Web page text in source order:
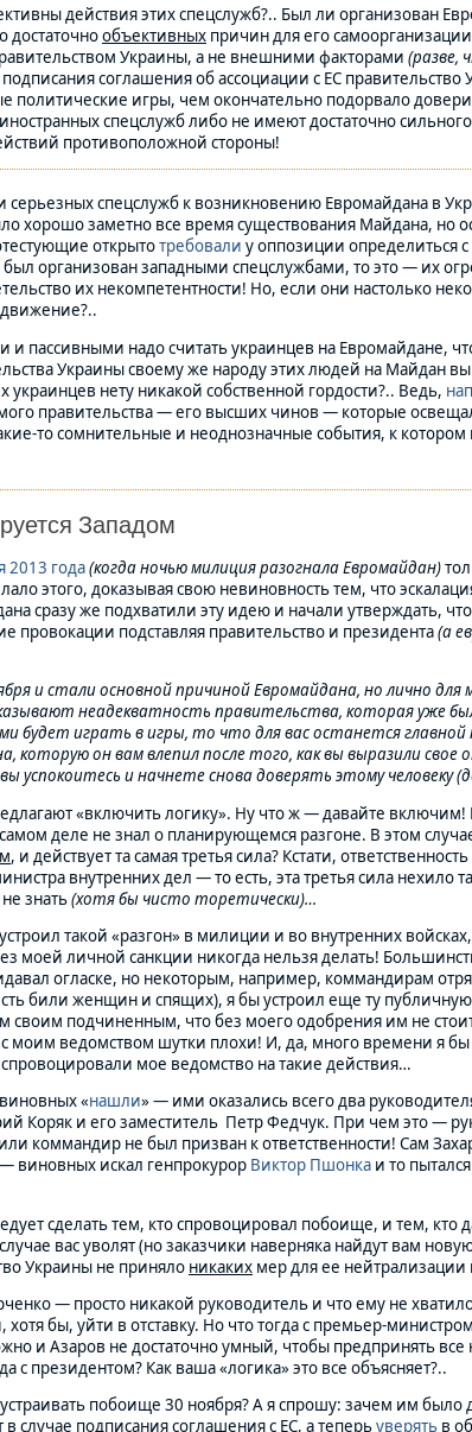
действия этих спецслужб?.. Был ли организован
достаточнообъективных причин для его
Украины, а не внешними факторами (разве,
соглашения об ассоциации с ЕС правительство
политические игры, чем окончательно подорвало
спецслужб либо не имеют достаточно
противоположной стороны!
серьезных спецслужб к возникновению Евромайдана в
хорошо заметно все время существования Майдана, но
открытотребовали у оппозиции определиться
организован западными спецслужбами, то это — их
их некомпетентности! Но, если они настолько
и пассивными надо считать украинцев на Евромайдане,
Украины своему же народу этих людей на Майдан
украинцев нету никакой собственной гордости?.. Ведь,
правительства — его высших чинов — которые
то сомнительные и неоднозначные события, к
Западом
2013 года(когда ночью милиция разогнала Евромайдан)
этого, доказывая свою невиновность тем, что
сразу же подхватили эту идею и начали утверждать, что
провокации подставляя правительство и президента(а
и стали основной причиной Евромайдана, но лично для
неадекватность правительства, которая уже
будет играть в игры, то что для вас останется главной
которую он вам влепил после того, как вы выразили свое
успокоитесь и начнете снова доверять этому человеку
«включить логику». Ну что ж — давайте
деле не знал о планирующемся разгоне. В этом
, и действует та самая третья сила? Кстати,
внутренних дел — то есть, эта третья сила нехило
знать(хотя бы чисто торетически)…
такой «разгон» в милиции и во внутренних
моей личной санкции никогда нельзя делать!
огласке, но некоторым, например, коммандирам
били женщин и спящих), я бы устроил еще ту
своим подчиненным, что без моего одобрения им не
с моим ведомством шутки плохи! И, да, много времени я
мое ведомство на такие действия…
«нашли» — ими оказались всего два
Коряк и его заместитель Петр Федчук. При чем это —
коммандир не был призван к ответственности! Сам
— виновных искал генпрокурор Виктор Пшонка и то пытался
сделать тем, кто спровоцировал побоище, и тем, кто
вас уволят (но заказчики наверняка найдут вам
Украины не приняло никаких мер для ее нейтрализации
— просто никакой руководитель и что ему не
бы, уйти в отставку. Но что тогда с премьер-министром
и Азаров не достаточно умный, чтобы предпринять
с президентом? Как ваша «логика» это все объясняет?..
побоище 30 ноября? А я спрошу: зачем им было
случае подписания соглашения с ЕС, а теперьуверять в